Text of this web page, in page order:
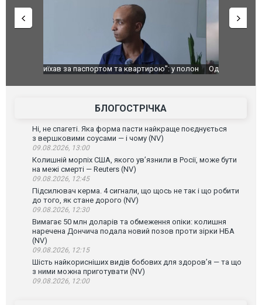
Одесу накрила потужна злива з градом та
Вже
БЛОГОСТРІЧКА
Ні, не спагеті. Яка форма пасти найкраще поєднується
з вершковими соусами — і чому (NV)
09.08.2026, 13:00
Колишній морпіх США, якого ув’язнили в Росії, може бути
на межі смерті — Reuters (NV)
09.08.2026, 12:45
Підсилювач керма. 4 сигнали, що щось не так і що робити
до того, як стане дорого (NV)
09.08.2026, 12:30
Вимагає 50 млн доларів та обмеження опіки: колишня
наречена Дончича подала новий позов проти зірки НБА
(NV)
09.08.2026, 12:15
Шість найкорисніших видів бобових для здоров’я — та що
з ними можна приготувати (NV)
09.08.2026, 12:00